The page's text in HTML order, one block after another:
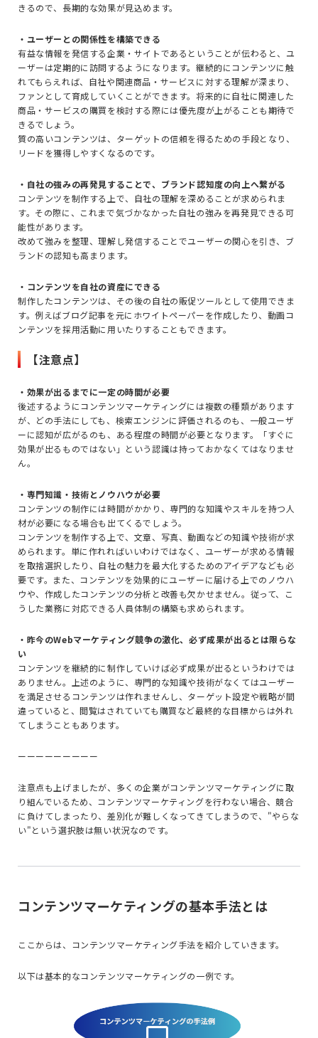
きるので、長期的な効果が見込めます。
・ユーザーとの関係性を構築できる
有益な情報を発信する企業・サイトであるということが伝わると、ユ
ーザーは定期的に訪問するようになります。継続的にコンテンツに触
れてもらえれば、自社や関連商品・サービスに対する理解が深まり、
ファンとして育成していくことができます。将来的に自社に関連した
商品・サービスの購買を検討する際には優先度が上がることも期待で
きるでしょう。
質の高いコンテンツは、ターゲットの信頼を得るための手段となり、
リードを獲得しやすくなるのです。
・自社の強みの再発見することで、ブランド認知度の向上へ繋がる
コンテンツを制作する上で、自社の理解を深めることが求められま
す。その際に、これまで気づかなかった自社の強みを再発見できる可
能性があります。
改めて強みを整理、理解し発信することでユーザーの関心を引き、ブ
ランドの認知も高まります。
・コンテンツを自社の資産にできる
制作したコンテンツは、その後の自社の販促ツールとして使用できま
す。例えばブログ記事を元にホワイトペーパーを作成したり、動画コ
ンテンツを採用活動に用いたりすることもできます。
【注意点】
・効果が出るまでに一定の時間が必要
後述するようにコンテンツマーケティングには複数の種類があります
が、どの手法にしても、検索エンジンに評価されるのも、一般ユーザ
ーに認知が広がるのも、ある程度の時間が必要となります。「すぐに
効果が出るものではない」という認識は持っておかなくてはなりませ
ん。
・専門知識・技術とノウハウが必要
コンテンツの制作には時間がかかり、専門的な知識やスキルを持つ人
材が必要になる場合も出てくるでしょう。
コンテンツを制作する上で、文章、写真、動画などの知識や技術が求
められます。単に作れればいいわけではなく、ユーザーが求める情報
を取捨選択したり、自社の魅力を最大化するためのアイデアなども必
要です。また、コンテンツを効果的にユーザーに届ける上でのノウハ
ウや、作成したコンテンツの分析と改善も欠かせません。従って、こ
うした業務に対応できる人員体制の構築も求められます。
・昨今のWebマーケティング競争の激化、必ず成果が出るとは限らな
い
コンテンツを継続的に制作していけば必ず成果が出るというわけでは
ありません。上述のように、専門的な知識や技術がなくてはユーザー
を満足させるコンテンツは作れませんし、ターゲット設定や戦略が間
違っていると、閲覧はされていても購買など最終的な目標からは外れ
てしまうこともあります。
ーーーーーーーーー
注意点も上げましたが、多くの企業がコンテンツマーケティングに取
り組んでいるため、コンテンツマーケティングを行わない場合、競合
に負けてしまったり、差別化が難しくなってきてしまうので、"やらな
い"という選択肢は無い状況なのです。
コンテンツマーケティングの基本手法とは
ここからは、コンテンツマーケティング手法を紹介していきます。
以下は基本的なコンテンツマーケティングの一例です。